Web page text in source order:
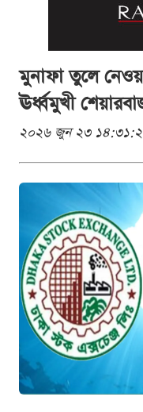
মুনাফা তুলে
ঊর্ধ্বমুখী
২০২৬ জুন ২৩